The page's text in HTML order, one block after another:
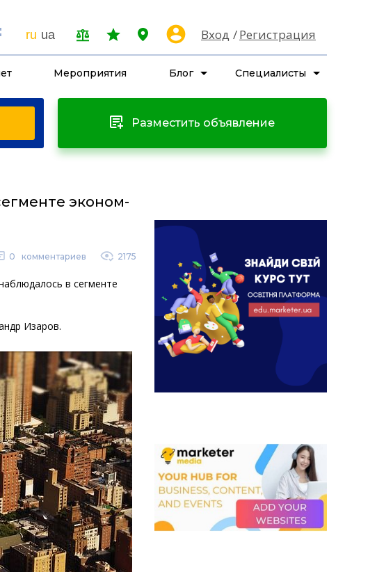
ru ua Вход Регистрация
Мероприятия Блог Специалисты
Разместить объявление
эконом-
0 комментариев 2175
в сегменте
Изаров.